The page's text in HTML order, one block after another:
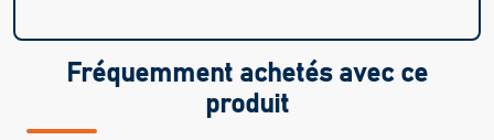
Fréquemment achetés avec ce
produit